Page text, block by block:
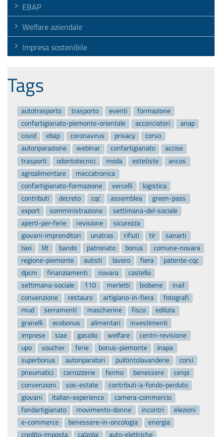
EBAP
Welfare aziendale
Impresa sostenibile
Tags
autotrasporto trasporto eventi
formazione
confartigianato-piemonte-orientale
acconciatori
anap
covid
ebap coronavirus privacy
corso
autoriparazione
webinar confartigianato
accise
trasporti
odontotecnici moda estetiste
ancos
agroalimentare
meccatronica
confartigianato-formazione
vercelli
logistica
contributi
decreto cqc assemblea
green-pass
export
somministrazione
settimana-del-sociale
aperti-per-ferie
revisione
sicurezza
giovani-imprenditori
unatras rifiuti tir
sanarti
taxi
lilt bando patronato bonus
comune-novara
regione-piemonte
autisti lavoro fiera
patente-cqc
dpcm
finanziamenti novara
castello
settimana-sociale
110 merletti biobene
inail
convenzione
restauro artigiano-in-fiera
fotografi
mud
serramenti mascherine fisco
edilizia
granelli
ecobonus alimentari
investimenti
imprese
siae gasolio welfare
centri-revisione
upo
voucher ferie bonus-piemonte
inapa
superbonus
autoriparatori pulitintolavanderie
corsi
pneumatici
carrozzerie fermo benessere
cenpi
convenzioni
sos-estate
contributi-a-fondo-perduto
giovani
italian-experience
camera-commercio
fondartigianato
movimento-donne incontri
elezioni
e-commerce
benessere-in-oncologia
energia
credito-imposta
calzolai auto-elettriche